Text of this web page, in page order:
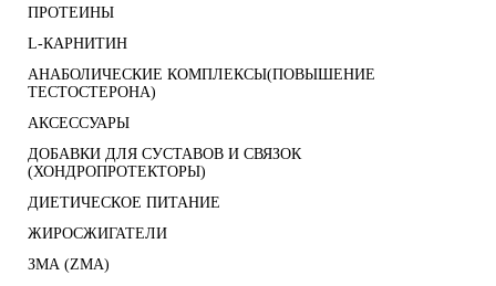
ПРОТЕИНЫ
L-КАРНИТИН
АНАБОЛИЧЕСКИЕ КОМПЛЕКСЫ(ПОВЫШЕНИЕ
ТЕСТОСТЕРОНА)
АКСЕССУАРЫ
ДОБАВКИ ДЛЯ СУСТАВОВ И СВЯЗОК
(ХОНДРОПРОТЕКТОРЫ)
ДИЕТИЧЕСКОЕ ПИТАНИЕ
ЖИРОСЖИГАТЕЛИ
ЗМА (ZMA)